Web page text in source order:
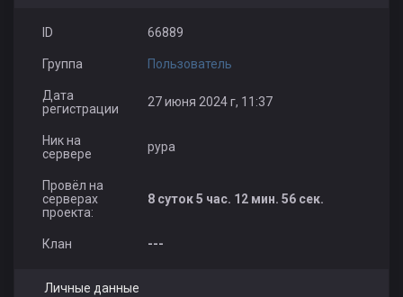
ID 66889
Группа Пользователь
Дата
регистрации
27 июня 2024 г, 11:37
Ник на
сервере
pypa
Провёл на
серверах
проекта:
8 суток 5 час. 12 мин. 56 сек.
Клан ---
Личные данные